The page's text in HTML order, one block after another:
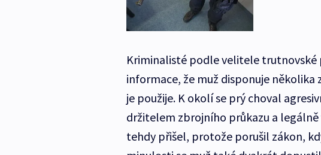
Kriminalisté podle velitele trutnovské
informace, že muž disponuje několika
je použije. K okolí se prý choval
držitelem zbrojního průkazu a
tehdy přišel, protože porušil zákon,